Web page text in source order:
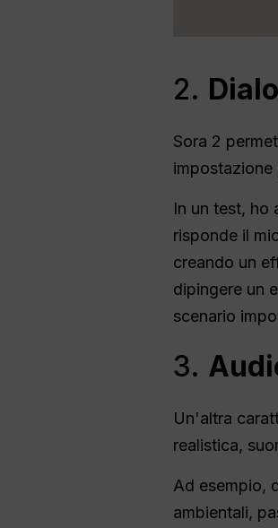
2.
Sora 2
impostazione
In un test, ho
risponde il
creando un
dipingere un
scenario
3.
Un'altra
realistica,
Ad esempio,
ambientali,